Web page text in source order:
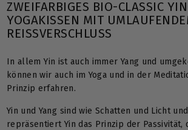
ZWEIFARBIGES BIO-CLASSIC
YOGAKISSEN MIT
REISSVERSCHLUSS
In allem Yin ist auch immer Yang und
können wir auch im Yoga und in der
Prinzip erfahren.
Yin und Yang sind wie Schatten und Licht
repräsentiert Yin das Prinzip der Passivität,